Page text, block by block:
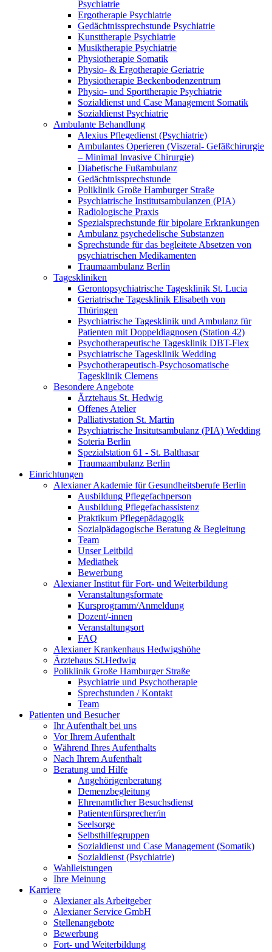
Psychiatrie
Ergotherapie Psychiatrie
Gedächtnissprechstunde Psychiatrie
Kunsttherapie Psychiatrie
Musiktherapie Psychiatrie
Physiotherapie Somatik
Physio- & Ergotherapie Geriatrie
Physiotherapie Beckenbodenzentrum
Physio- und Sporttherapie Psychiatrie
Sozialdienst und Case Management Somatik
Sozialdienst Psychiatrie
Ambulante Behandlung
Alexius Pflegedienst (Psychiatrie)
Ambulantes Operieren (Viszeral- Gefäßchirurgie
– Minimal Invasive Chirurgie)
Diabetische Fußambulanz
Gedächtnissprechstunde
Poliklinik Große Hamburger Straße
Psychiatrische Institutsambulanzen (PIA)
Radiologische Praxis
Spezialsprechstunde für bipolare Erkrankungen
Ambulanz psychedelische Substanzen
Sprechstunde für das begleitete Absetzen von
psychiatrischen Medikamenten
Traumaambulanz Berlin
Tageskliniken
Gerontopsychiatrische Tagesklinik St. Lucia
Geriatrische Tagesklinik Elisabeth von
Thüringen
Psychiatrische Tagesklinik und Ambulanz für
Patienten mit Doppeldiagnosen (Station 42)
Psychotherapeutische Tagesklinik DBT-Flex
Psychiatrische Tagesklinik Wedding
Psychotherapeutisch-Psychosomatische
Tagesklinik Clemens
Besondere Angebote
Ärztehaus St. Hedwig
Offenes Atelier
Palliativstation St. Martin
Psychiatrische Insitutsambulanz (PIA) Wedding
Soteria Berlin
Spezialstation 61 - St. Balthasar
Traumaambulanz Berlin
Einrichtungen
Alexianer Akademie für Gesundheitsberufe Berlin
Ausbildung Pflegefachperson
Ausbildung Pflegefachassistenz
Praktikum Pflegepädagogik
Sozialpädagogische Beratung & Begleitung
Team
Unser Leitbild
Mediathek
Bewerbung
Alexianer Institut für Fort- und Weiterbildung
Veranstaltungsformate
Kursprogramm/Anmeldung
Dozent/-innen
Veranstaltungsort
FAQ
Alexianer Krankenhaus Hedwigshöhe
Ärztehaus St.Hedwig
Poliklinik Große Hamburger Straße
Psychiatrie und Psychotherapie
Sprechstunden / Kontakt
Team
Patienten und Besucher
Ihr Aufenthalt bei uns
Vor Ihrem Aufenthalt
Während Ihres Aufenthalts
Nach Ihrem Aufenthalt
Beratung und Hilfe
Angehörigenberatung
Demenzbegleitung
Ehrenamtlicher Besuchsdienst
Patientenfürsprecher/in
Seelsorge
Selbsthilfegruppen
Sozialdienst und Case Management (Somatik)
Sozialdienst (Psychiatrie)
Wahlleistungen
Ihre Meinung
Karriere
Alexianer als Arbeitgeber
Alexianer Service GmbH
Stellenangebote
Bewerbung
Fort- und Weiterbildung